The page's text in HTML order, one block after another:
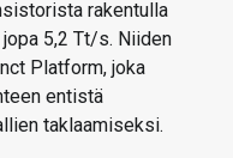
rakentulla
5,2 Tt/s. Niiden
Platform, joka
entistä
taklaamiseksi.